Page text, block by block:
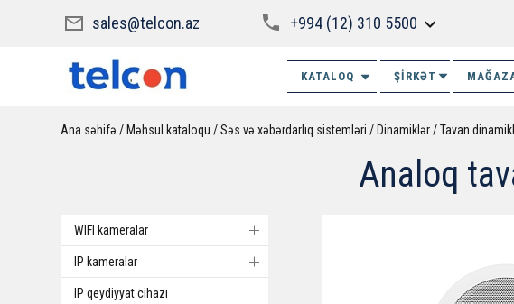
sales@telcon.az +994 (12) 310 5500
KATALOQ ŞİRKƏT
Ana səhifə Məhsul kataloqu Səs və xəbərdarlıq sistemləri Dinamiklər Tavan
Analoq
WIFI kameralar
IP kameralar
IP qeydiyyat cihazı